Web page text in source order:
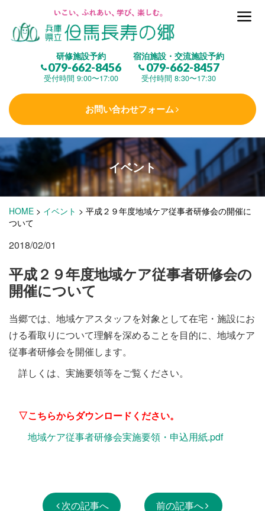
研修施設予約
079-662-8456
受付時間 9:00〜17:00
宿泊施設・交流施設予約
079-662-8457
受付時間 8:30〜17:30
お問い合わせフォーム
但馬長寿の郷とは
(研修施設)
楽しむ
学 ぶ (健康福祉)
泊まる(宿泊)
施設・料金
アクセス
イベント
HOME > イベント > 平成２９年度地域ケア従事者研修会の開催に
ついて
2018/02/01
平成２９年度地域ケア従事者研修会の
開催について
当郷では、地域ケアスタッフを対象として在宅・施設にお
ける看取りについて理解を深めることを目的に、地域ケア
従事者研修会を開催します。
詳しくは、実施要領等をご覧ください。
▽こちらからダウンロードください。
地域ケア従事者研修会実施要領・申込用紙.pdf
次の記事へ 前の記事へ